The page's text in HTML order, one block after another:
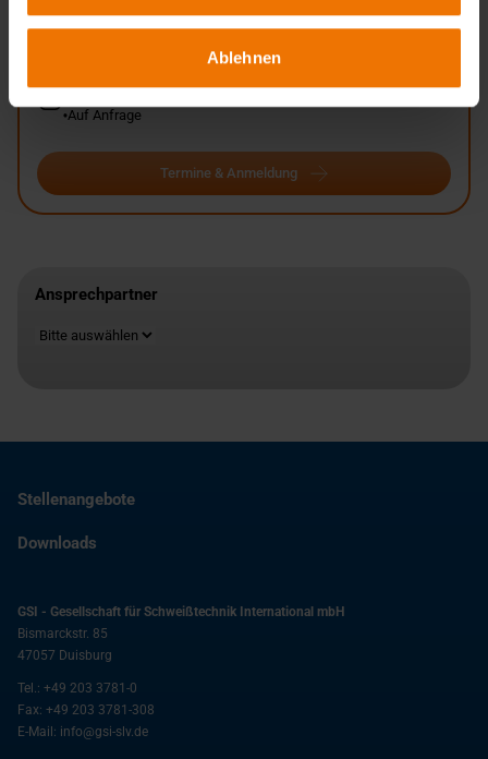
Ablehnen
in Tagesform
Auf Anfrage
Termine & Anmeldung
Ansprechpartner
Standort
Stellenangebote
Downloads
GSI - Gesellschaft für Schweißtechnik International mbH
Bismarckstr. 85
47057 Duisburg
Tel.: +49 203 3781-0
Fax: +49 203 3781-308
E-Mail: info@gsi-slv.de